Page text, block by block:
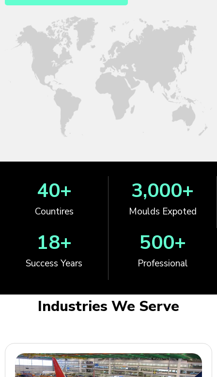
Countires
40+
Moulds Expoted
3,000+
Success Years
18+
Professional
500+
Industries We Serve